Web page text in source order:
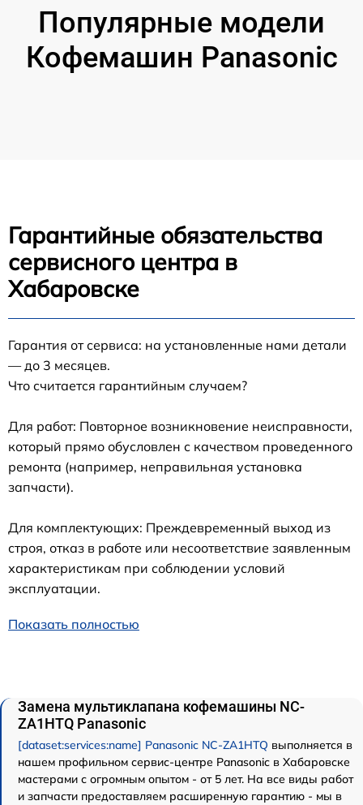
Популярные модели
Кофемашин Panasonic
Гарантийные обязательства
сервисного центра в
Хабаровске
Гарантия от сервиса: на установленные нами детали
— до 3 месяцев.
Что считается гарантийным случаем?
Для работ: Повторное возникновение неисправности,
который прямо обусловлен с качеством проведенного
ремонта (например, неправильная установка
запчасти).
Для комплектующих: Преждевременный выход из
строя, отказ в работе или несоответствие заявленным
характеристикам при соблюдении условий
эксплуатации.
Показать полностью
Замена мультиклапана кофемашины NC-
ZA1HTQ Panasonic
[dataset:services:name] Panasonic NC-ZA1HTQ выполняется в
нашем профильном сервис-центре Panasonic в Хабаровске
мастерами с огромным опытом - от 5 лет. На все виды работ
и запчасти предоставляем расширенную гарантию - мы в